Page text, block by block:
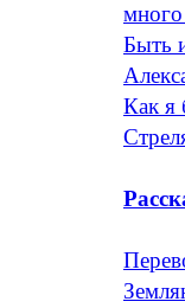
Быть
Как я